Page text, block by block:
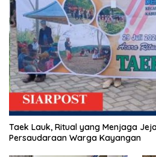
Taek Lauk, Ritual yang Menjaga
Persaudaraan Warga Kayangan